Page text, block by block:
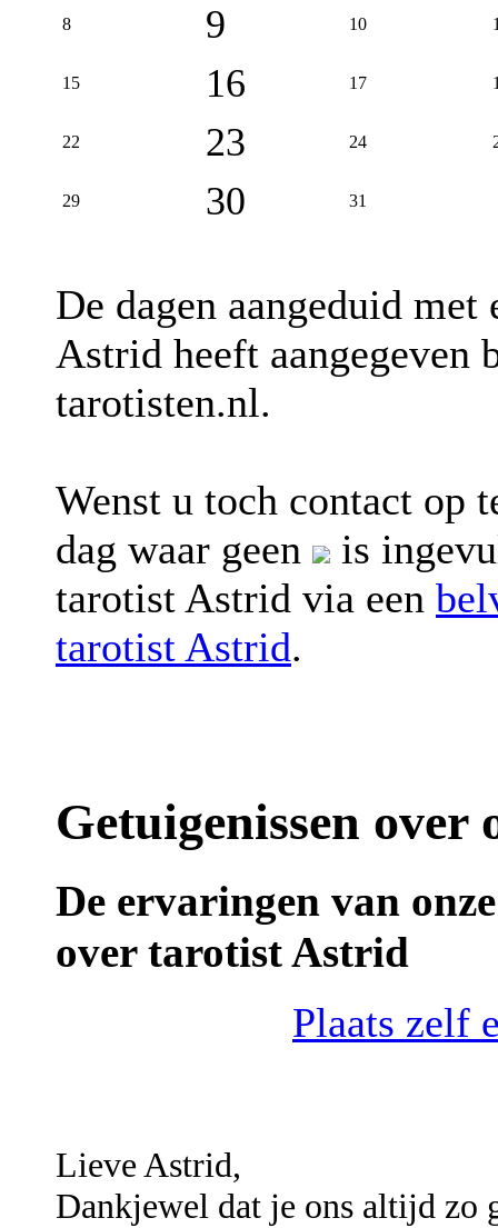
8 9 10
15 16 17
22 23 24
29 30 31
De dagen aangeduid met
Astrid heeft aangegeven
tarotisten.nl.
Wenst u toch contact op
dag waar geen
is
tarotist Astrid via een
tarotist Astrid.
Getuigenissen over
De ervaringen van
over tarotist Astrid
Plaats zelf
Lieve Astrid,
Dankjewel dat je ons altijd zo